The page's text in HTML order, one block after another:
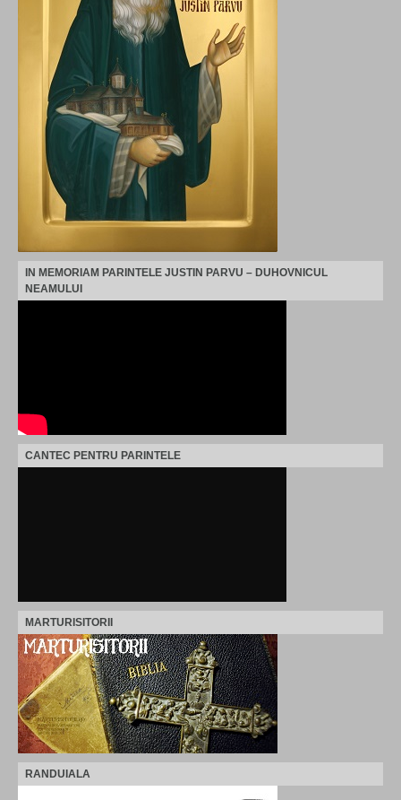
IN MEMORIAM PARINTELE JUSTIN PARVU – DUHOVNICUL
NEAMULUI
CANTEC PENTRU PARINTELE
MARTURISITORII
RANDUIALA